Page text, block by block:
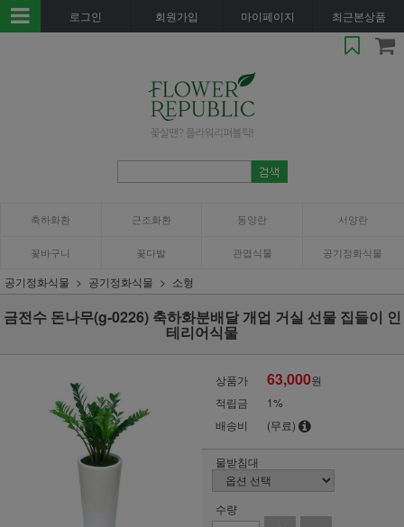
로그인 회원가입 마이페이지 최근본상품
축하화환 근조화환 동양란 서양란
꽃바구니 꽃다발 관엽식물 공기정화식물
공기정화식물 공기정화식물 소형
금전수 돈나무(g-0226) 축하화분배달 개업 거실 선물 집들이 인
테리어식물
상품가 63,000원
적립금
1%
배송비
(무료)
물받침대
수량